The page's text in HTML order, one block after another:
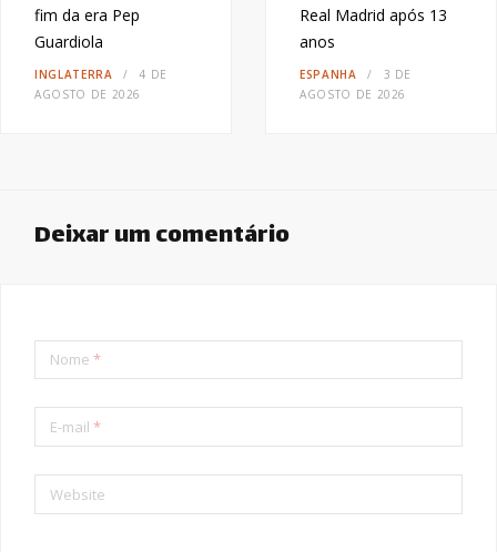
fim da era Pep
Guardiola
INGLATERRA
4 DE
AGOSTO DE 2026
Real Madrid após 13
anos
ESPANHA
3 DE
AGOSTO DE 2026
Deixar um comentário
Nome *
E-mail *
Website